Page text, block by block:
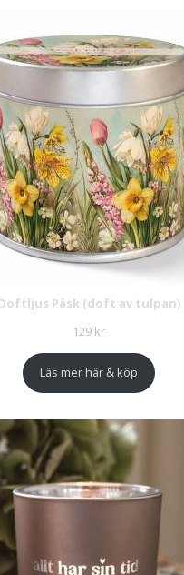
Påsk (doft av tulpan)
129 kr
Läs mer här & köp